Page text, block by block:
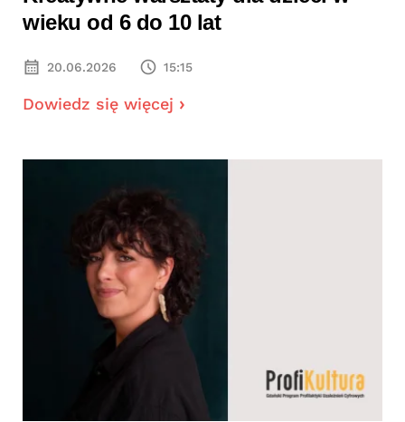
wieku od 6 do 10 lat
20.06.2026 15:15
Dowiedz się więcej